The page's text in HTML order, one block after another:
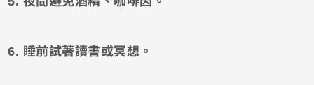
6. 睡前試著讀書或冥想。